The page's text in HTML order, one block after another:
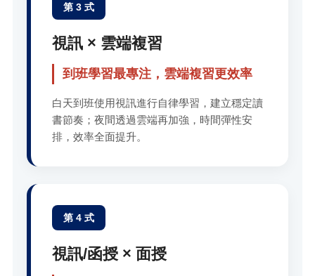
第 3 式
視訊 × 雲端複習
到班學習最專注，雲端複習更效率
白天到班使用視訊進行自律學習，建立穩定讀
書節奏；夜間透過雲端再加強，時間彈性安
排，效率全面提升。
第 4 式
視訊/函授 × 面授